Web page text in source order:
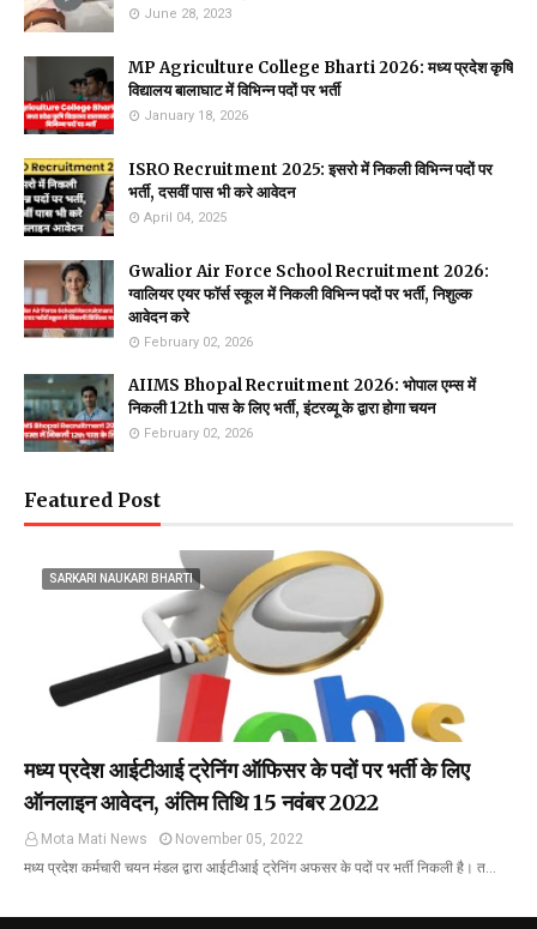
June 28, 2023
MP Agriculture College Bharti 2026: मध्य प्रदेश कृषि
विद्यालय बालाघाट में विभिन्न पदों पर भर्ती
January 18, 2026
ISRO Recruitment 2025: इसरो में निकली विभिन्न पदों पर
भर्ती, दसवीं पास भी करे आवेदन
April 04, 2025
Gwalior Air Force School Recruitment 2026:
ग्वालियर एयर फाॅर्स स्कूल में निकली विभिन्न पदों पर भर्ती, निशुल्क
आवेदन करे
February 02, 2026
AIIMS Bhopal Recruitment 2026: भोपाल एम्स में
निकली 12th पास के लिए भर्ती, इंटरव्यू के द्वारा होगा चयन
February 02, 2026
Featured Post
SARKARI NAUKARI BHARTI
मध्य प्रदेश आईटीआई ट्रेनिंग ऑफिसर के पदों पर भर्ती के लिए
ऑनलाइन आवेदन, अंतिम तिथि 15 नवंबर 2022
Mota Mati News
November 05, 2022
मध्य प्रदेश कर्मचारी चयन मंडल द्वारा आईटीआई ट्रेनिंग अफसर के पदों पर भर्ती निकली है। त…